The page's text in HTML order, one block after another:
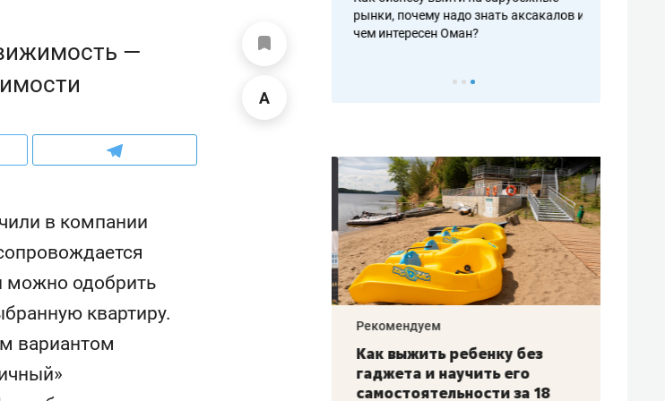
—
в компании
можно одобрить
квартиру.
вариантом
налогах и развитии без кредитов
рынки, почему надо знать аксакалов и
чем интересен Оман?
–
Рекомендуем
Дизайнер-прораб Наталья
Рекомендуем
Как выжить ребенку без
гаджета и научить его
самостоятельности за 18